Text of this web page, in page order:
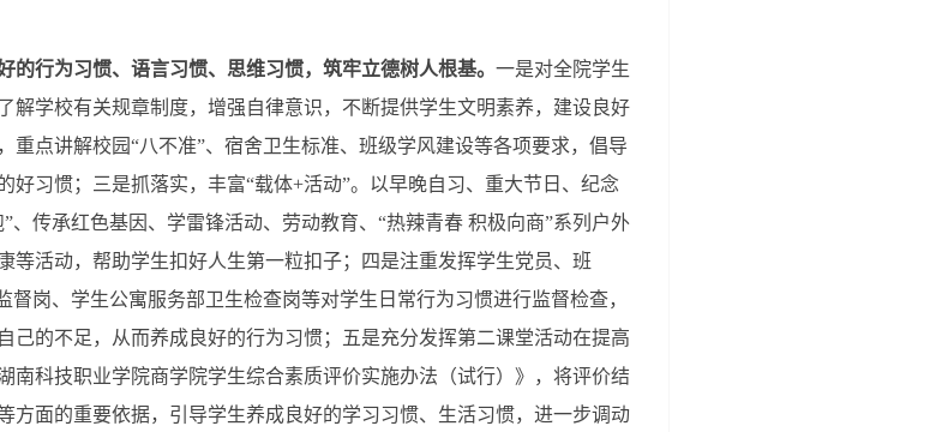
的行为习惯、语言习惯、思维习惯，筑牢立德树人根基。 一是对全院学生
解学校有关规章制度，增强自律意识，不断提供学生文明素养，建设良好
重点讲解校园“八不准”、宿舍卫生标准、班级学风建设等各项要求，倡导
好习惯；三是抓落实，丰富“载体+活动”。以早晚自习、重大节日、纪念
、传承红色基因、学雷锋活动、劳动教育、“热辣青春 积极向商”系列户外
等活动，帮助学生扣好人生第一粒扣子；四是注重发挥学生党员、班
督岗、学生公寓服务部卫生检查岗等对学生日常行为习惯进行监督检查，
己的不足，从而养成良好的行为习惯；五是充分发挥第二课堂活动在提高
南科技职业学院商学院学生综合素质评价实施办法（试行）》，将评价结
方面的重要依据，引导学生养成良好的学习习惯、生活习惯，进一步调动